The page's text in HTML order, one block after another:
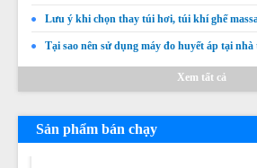
Lưu ý khi chọn thay túi hơi, túi khí ghế
Tại sao nên sử dụng máy đo huyết áp tại
Xem tất cả
Sản phẩm bán chạy